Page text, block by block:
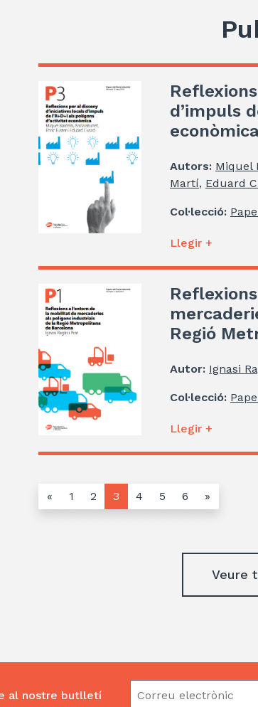
d’impuls
Autors: Miquel
Martí, Eduard
Col·lecció:
Llegir +
Regió
Autor: Ignasi
Col·lecció:
Llegir +
« 1 2 3 4 5 6 »
Veure
al nostre butlletí